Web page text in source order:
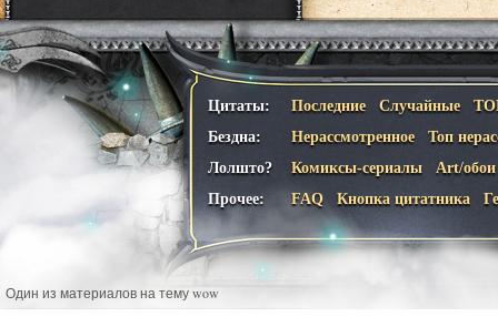
Цитаты: Последние Случайные
Бездна:
Нерассмотренное
Топ
Лолшто?
Комиксы-сериалы
Art/обои
Прочее:
FAQ Кнопка цитатника
Один из материалов на тему wow